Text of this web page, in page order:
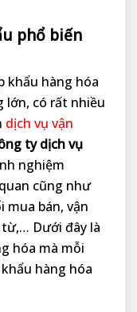
phổ biến
khẩu hàng hóa
lớn, có rất nhiều
dịch vụ vận
ty dịch vụ
nghiệm
cũng như
mua bán, vận
Dưới đây là
hóa mà mỗi
hàng hóa